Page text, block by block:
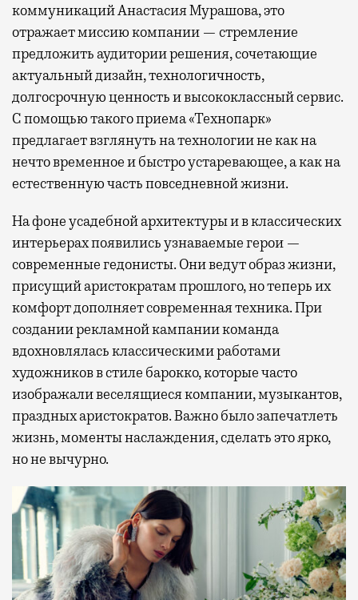
коммуникаций Анастасия Мурашова, это
отражает миссию компании — стремление
предложить аудитории решения, сочетающие
актуальный дизайн, технологичность,
долгосрочную ценность и высококлассный сервис.
С помощью такого приема «Технопарк»
предлагает взглянуть на технологии не как на
нечто временное и быстро устаревающее, а как на
естественную часть повседневной жизни.
На фоне усадебной архитектуры и в классических
интерьерах появились узнаваемые герои —
современные гедонисты. Они ведут образ жизни,
присущий аристократам прошлого, но теперь их
комфорт дополняет современная техника. При
создании рекламной кампании команда
вдохновлялась классическими работами
художников в стиле барокко, которые часто
изображали веселящиеся компании, музыкантов,
праздных аристократов. Важно было запечатлеть
жизнь, моменты наслаждения, сделать это ярко,
но не вычурно.